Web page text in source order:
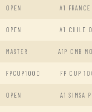
OPEN A1
OPEN A1 CHILE
MASTER A1P CMB
FPCUP1000 FP CUP
OPEN A1 SIMSA